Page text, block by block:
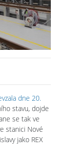
dne 20.
stavu, dojde
se tak ve
stanici Nové
jako REX